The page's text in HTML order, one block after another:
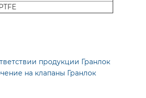
продукции Гранлок
на клапаны Гранлок